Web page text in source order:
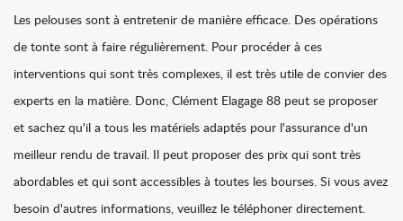
Les pelouses sont à entretenir de manière efficace. Des opérations
de tonte sont à faire régulièrement. Pour procéder à ces
interventions qui sont très complexes, il est très utile de convier des
experts en la matière. Donc, Clément Elagage 88 peut se proposer
et sachez qu'il a tous les matériels adaptés pour l'assurance d'un
meilleur rendu de travail. Il peut proposer des prix qui sont très
abordables et qui sont accessibles à toutes les bourses. Si vous avez
besoin d'autres informations, veuillez le téléphoner directement.